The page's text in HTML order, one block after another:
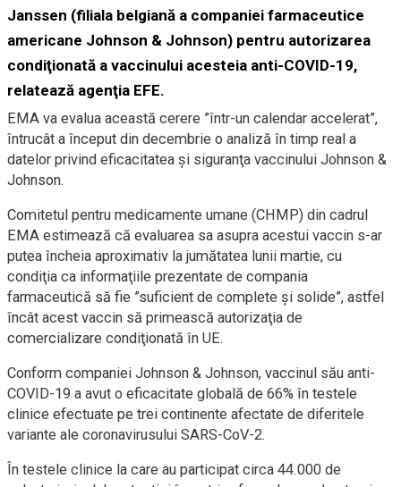
Janssen (filiala belgiană a companiei farmaceutice
americane Johnson & Johnson) pentru autorizarea
condiţionată a vaccinului acesteia anti-COVID-19,
relatează agenţia EFE.
EMA va evalua această cerere ”într-un calendar accelerat”,
întrucât a început din decembrie o analiză în timp real a
datelor privind eficacitatea şi siguranţa vaccinului Johnson &
Johnson.
Comitetul pentru medicamente umane (CHMP) din cadrul
EMA estimează că evaluarea sa asupra acestui vaccin s-ar
putea încheia aproximativ la jumătatea lunii martie, cu
condiţia ca informaţiile prezentate de compania
farmaceutică să fie ”suficient de complete şi solide”, astfel
încât acest vaccin să primească autorizaţia de
comercializare condiţionată în UE.
Conform companiei Johnson & Johnson, vaccinul său anti-
COVID-19 a avut o eficacitate globală de 66% în testele
clinice efectuate pe trei continente afectate de diferitele
variante ale coronavirusului SARS-CoV-2.
În testele clinice la care au participat circa 44.000 de